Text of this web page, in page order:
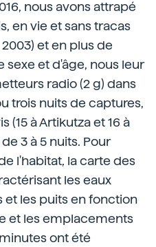
nous avons attrapé
en vie et sans tracas
et en plus de
et d'âge, nous leur
radio (2 g) dans
trois nuits de captures,
(15 à Artikutza et 16 à
3 à 5 nuits. Pour
l'habitat, la carte des
les eaux
et les puits en fonction
et les emplacements
ont été